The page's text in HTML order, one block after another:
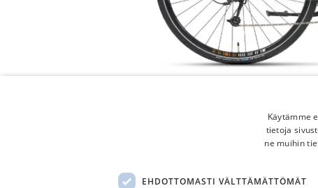
Käytämme
tietoja
ne muihin
EHDOTTOMASTI VÄLTTÄMÄTTÖMÄT